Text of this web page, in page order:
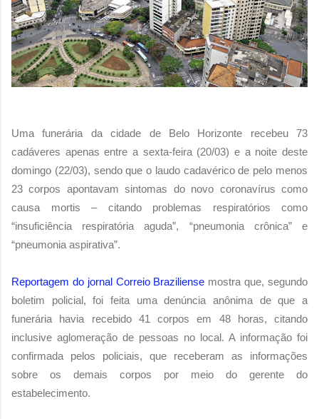
Uma funerária da cidade de Belo Horizonte recebeu 73
cadáveres apenas entre a sexta-feira (20/03) e a noite deste
domingo (22/03), sendo que o laudo cadavérico de pelo menos
23 corpos apontavam sintomas do novo coronavírus como
causa mortis – citando problemas respiratórios como
“insuficiência respiratória aguda”, “pneumonia crônica” e
“pneumonia aspirativa”.
Reportagem do jornal Correio Braziliense mostra que, segundo
boletim policial, foi feita uma denúncia anônima de que a
funerária havia recebido 41 corpos em 48 horas, citando
inclusive aglomeração de pessoas no local. A informação foi
confirmada pelos policiais, que receberam as informações
sobre os demais corpos por meio do gerente do
estabelecimento.